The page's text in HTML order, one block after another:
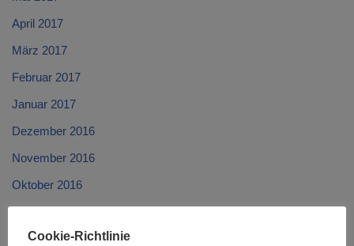
April 2017
März 2017
Februar 2017
Januar 2017
Dezember 2016
November 2016
Oktober 2016
August 2016
Cookie-Richtlinie